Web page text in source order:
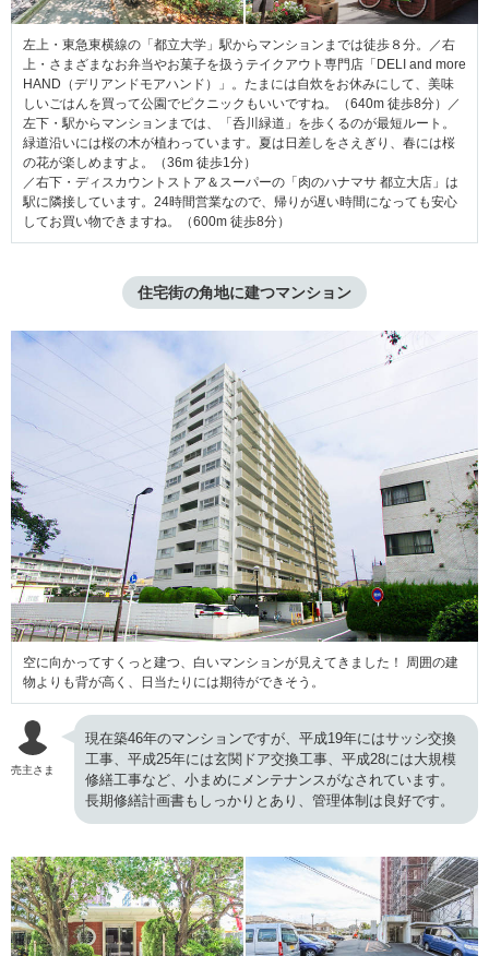
左上・東急東横線の「都立大学」駅からマンションまでは徒歩８分。／右
上・さまざまなお弁当やお菓子を扱うテイクアウト専門店「DELI and more
HAND（デリアンドモアハンド）」。たまには自炊をお休みにして、美味
しいごはんを買って公園でピクニックもいいですね。（640m 徒歩8分）／
左下・駅からマンションまでは、「呑川緑道」を歩くるのが最短ルート。
緑道沿いには桜の木が植わっています。夏は日差しをさえぎり、春には桜
の花が楽しめますよ。（36m 徒歩1分）
／右下・ディスカウントストア＆スーパーの「肉のハナマサ 都立大店」は
駅に隣接しています。24時間営業なので、帰りが遅い時間になっても安心
してお買い物できますね。
（600m 徒歩8分）
住宅街の角地に建つマンション
空に向かってすくっと建つ、白いマンションが見えてきました！ 周囲の建
物よりも背が高く、日当たりには期待ができそう。
売主さま
現在築46年のマンションですが、平成19年にはサッシ交換
工事、平成25年には玄関ドア交換工事、平成28には大規模
修繕工事など、小まめにメンテナンスがなされています。
長期修繕計画書もしっかりとあり、管理体制は良好です。